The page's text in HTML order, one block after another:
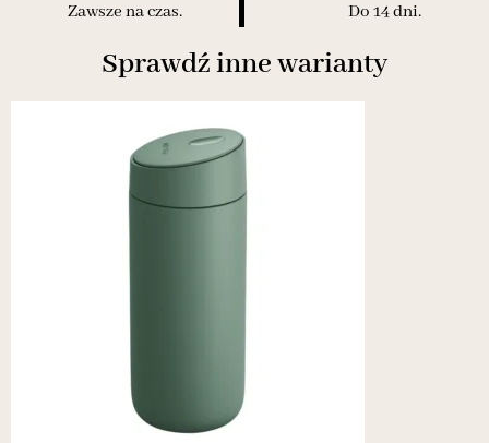
Zawsze na czas.
Do 14 dni.
Sprawdź inne warianty